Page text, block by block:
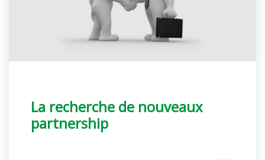
La recherche de nouveaux
partnership